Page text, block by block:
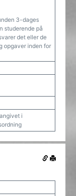
3-dages
studerende på
det eller de
opgaver inden for
i